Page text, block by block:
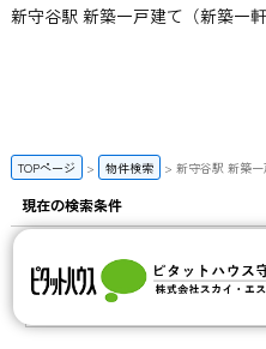
TOPページ 物件検索 新守谷駅 新築
現在の検索条件
新守谷駅 新築一戸建て（新築
この条件で